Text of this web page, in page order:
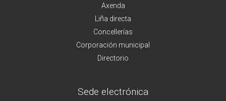
Axenda
Liña directa
Concellerías
Corporación municipal
Directorio
Sede electrónica